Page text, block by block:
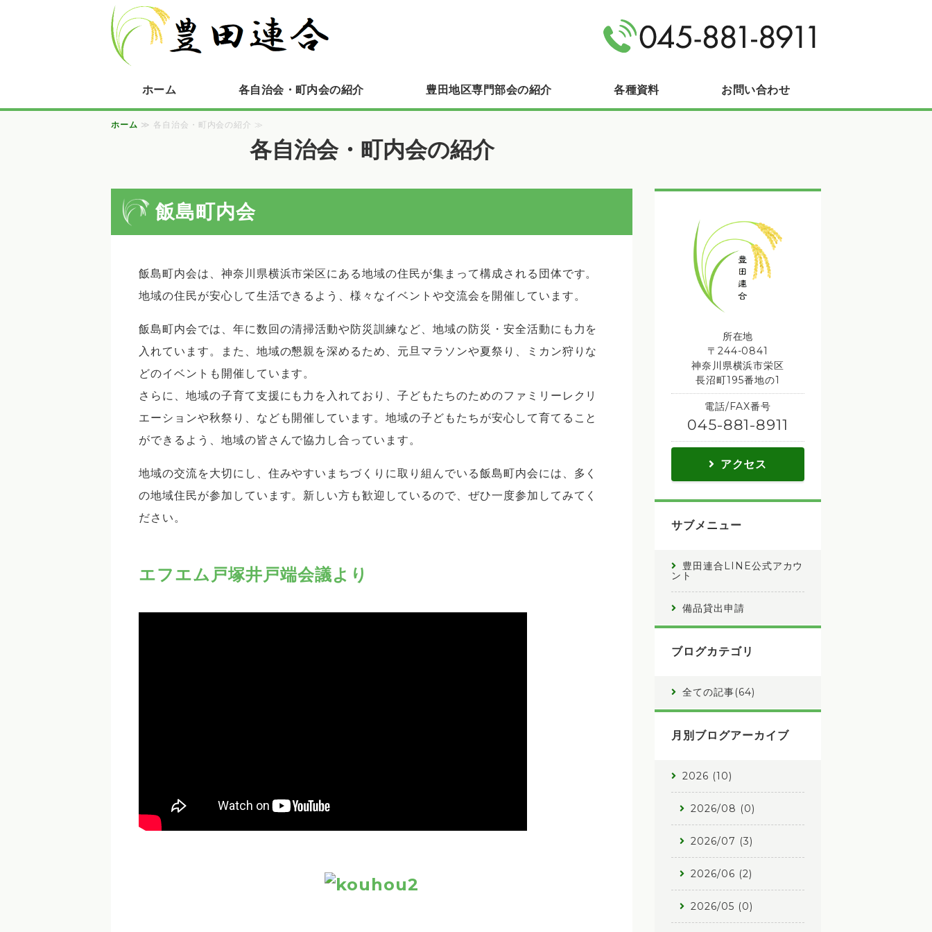
ホーム 各自治会・町内会の紹介 豊田地区専門部会の紹介 各種資料 お問い合わせ
ホーム ≫ 各自治会・町内会の紹介 ≫
各自治会・町内会の紹介
飯島町内会
飯島町内会は、神奈川県横浜市栄区にある地域の住民が集まって構成される団体です。
地域の住民が安心して生活できるよう、様々なイベントや交流会を開催しています。
飯島町内会では、年に数回の清掃活動や防災訓練など、地域の防災・安全活動にも力を
入れています。また、地域の懇親を深めるため、元旦マラソンや夏祭り、ミカン狩りな
どのイベントも開催しています。
さらに、地域の子育て支援にも力を入れており、子どもたちのためのファミリーレクリ
エーションや秋祭り、なども開催しています。地域の子どもたちが安心して育てること
ができるよう、地域の皆さんで協力し合っています。
地域の交流を大切にし、住みやすいまちづくりに取り組んでいる飯島町内会には、多く
の地域住民が参加しています。新しい方も歓迎しているので、ぜひ一度参加してみてく
ださい。
エフエム戸塚井戸端会議より
所在地
〒244-0841
神奈川県横浜市栄区
長沼町195番地の1
電話/FAX番号
045-881-8911
アクセス
サブメニュー
豊田連合LINE公式アカウ
ント
備品貸出申請
ブログカテゴリ
全ての記事(64)
月別ブログアーカイブ
2026 (10)
2026/08 (0)
2026/07 (3)
2026/06 (2)
2026/05 (0)